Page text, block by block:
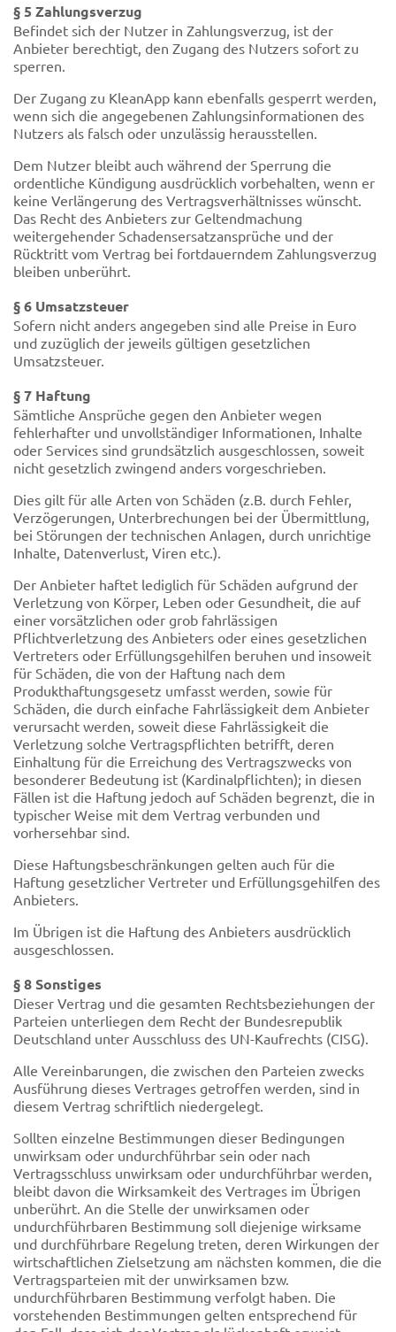
§ 5 Zahlungsverzug
Befindet sich der Nutzer in Zahlungsverzug, ist der
Anbieter berechtigt, den Zugang des Nutzers sofort zu
sperren.
Der Zugang zu KleanApp kann ebenfalls gesperrt werden,
wenn sich die angegebenen Zahlungsinformationen des
Nutzers als falsch oder unzulässig herausstellen.
Dem Nutzer bleibt auch während der Sperrung die
ordentliche Kündigung ausdrücklich vorbehalten, wenn er
keine Verlängerung des Vertragsverhältnisses wünscht.
Das Recht des Anbieters zur Geltendmachung
weitergehender Schadensersatzansprüche und der
Rücktritt vom Vertrag bei fortdauerndem Zahlungsverzug
bleiben unberührt.
§ 6 Umsatzsteuer
Sofern nicht anders angegeben sind alle Preise in Euro
und zuzüglich der jeweils gültigen gesetzlichen
Umsatzsteuer.
§ 7 Haftung
Sämtliche Ansprüche gegen den Anbieter wegen
fehlerhafter und unvollständiger Informationen, Inhalte
oder Services sind grundsätzlich ausgeschlossen, soweit
nicht gesetzlich zwingend anders vorgeschrieben.
Dies gilt für alle Arten von Schäden (z.B. durch Fehler,
Verzögerungen, Unterbrechungen bei der Übermittlung,
bei Störungen der technischen Anlagen, durch unrichtige
Inhalte, Datenverlust, Viren etc.).
Der Anbieter haftet lediglich für Schäden aufgrund der
Verletzung von Körper, Leben oder Gesundheit, die auf
einer vorsätzlichen oder grob fahrlässigen
Pflichtverletzung des Anbieters oder eines gesetzlichen
Vertreters oder Erfüllungsgehilfen beruhen und insoweit
für Schäden, die von der Haftung nach dem
Produkthaftungsgesetz umfasst werden, sowie für
Schäden, die durch einfache Fahrlässigkeit dem Anbieter
verursacht werden, soweit diese Fahrlässigkeit die
Verletzung solche Vertragspflichten betrifft, deren
Einhaltung für die Erreichung des Vertragszwecks von
besonderer Bedeutung ist (Kardinalpflichten); in diesen
Fällen ist die Haftung jedoch auf Schäden begrenzt, die in
typischer Weise mit dem Vertrag verbunden und
vorhersehbar sind.
Diese Haftungsbeschränkungen gelten auch für die
Haftung gesetzlicher Vertreter und Erfüllungsgehilfen des
Anbieters.
Im Übrigen ist die Haftung des Anbieters ausdrücklich
ausgeschlossen.
§ 8 Sonstiges
Dieser Vertrag und die gesamten Rechtsbeziehungen der
Parteien unterliegen dem Recht der Bundesrepublik
Deutschland unter Ausschluss des UN-Kaufrechts (CISG).
Alle Vereinbarungen, die zwischen den Parteien zwecks
Ausführung dieses Vertrages getroffen werden, sind in
diesem Vertrag schriftlich niedergelegt.
Sollten einzelne Bestimmungen dieser Bedingungen
unwirksam oder undurchführbar sein oder nach
Vertragsschluss unwirksam oder undurchführbar werden,
bleibt davon die Wirksamkeit des Vertrages im Übrigen
unberührt. An die Stelle der unwirksamen oder
undurchführbaren Bestimmung soll diejenige wirksame
und durchführbare Regelung treten, deren Wirkungen der
wirtschaftlichen Zielsetzung am nächsten kommen, die die
Vertragsparteien mit der unwirksamen bzw.
undurchführbaren Bestimmung verfolgt haben. Die
vorstehenden Bestimmungen gelten entsprechend für